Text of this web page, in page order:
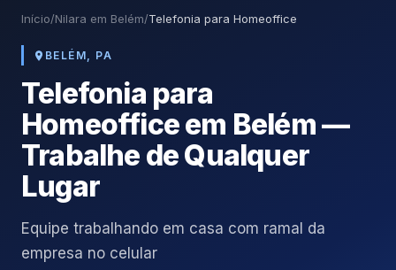
Início/Nilara em Belém/Telefonia para Homeoffice
BELÉM, PA
Telefonia para
Homeoffice em Belém —
Trabalhe de Qualquer
Lugar
Equipe trabalhando em casa com ramal da
empresa no celular